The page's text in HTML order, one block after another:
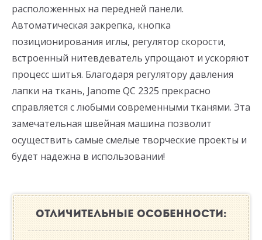
расположенных на передней панели.
Автоматическая закрепка, кнопка
позиционирования иглы, регулятор скорости,
встроенный нитевдеватель упрощают и ускоряют
процесс шитья. Благодаря регулятору давления
лапки на ткань, Janome QC 2325 прекрасно
справляется с любыми современными тканями. Эта
замечательная швейная машина позволит
осуществить самые смелые творческие проекты и
будет надежна в использовании!
ОТЛИЧИТЕЛЬНЫЕ ОСОБЕННОСТИ: